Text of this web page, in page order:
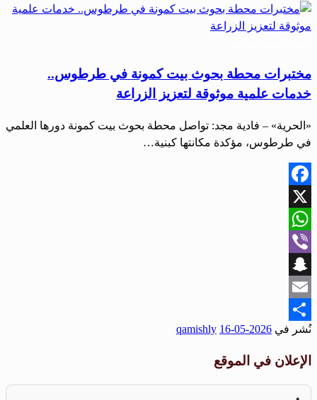
مختبرات محطة بحوث بيت كمونة في طرطوس..
خدمات علمية موثوقة لتعزيز الزراعة
«الحرية» – فادية مجد: تواصل محطة بحوث بيت كمونة دورها العلمي
في طرطوس، مؤكدة مكانتها كبنية…
Facebook
X
WhatsApp
Viber
Snapchat
Email
Share
نُشر في 2026-05-16
qamishly
الإعلان في الموقع